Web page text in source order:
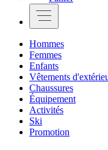
Hommes
Femmes
Enfants
Vêtements
Chaussures
Équipement
Activités
Ski
Promotion